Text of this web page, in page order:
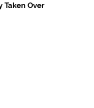
Over